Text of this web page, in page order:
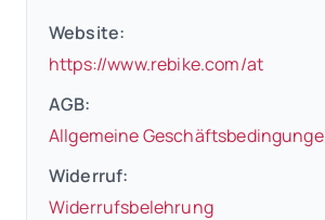
Website:
https://www.rebike.com/at(öffnet
AGB:
Allgemeine
Widerruf:
Widerrufsbelehrung(öffnet in